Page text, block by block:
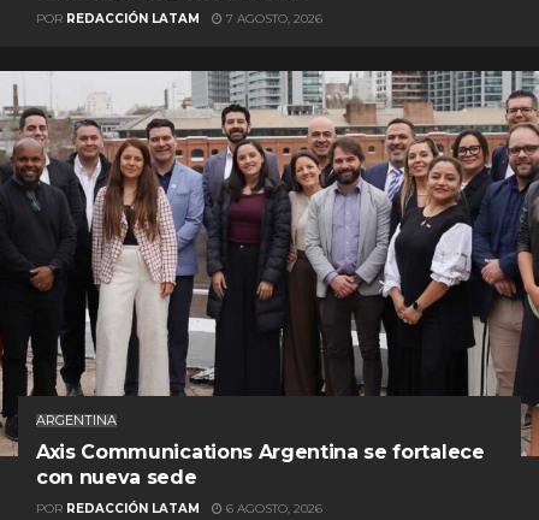
POR REDACCIÓN LATAM 7 AGOSTO, 2026
ARGENTINA
Axis Communications Argentina se fortalece
con nueva sede
POR REDACCIÓN LATAM 6 AGOSTO, 2026